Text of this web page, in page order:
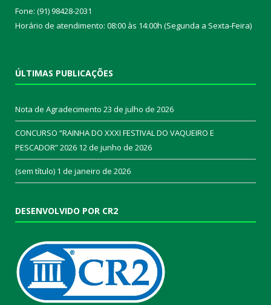
Fone: (91) 98428-2031
Horário de atendimento: 08:00 às 14:00h (Segunda a Sexta-Feira)
ÚLTIMAS PUBLICAÇÕES
Nota de Agradecimento 23 de julho de 2026
CONCURSO “RAINHA DO XXXI FESTIVAL DO VAQUEIRO E
PESCADOR” 2026 12 de junho de 2026
(sem título) 1 de janeiro de 2026
DESENVOLVIDO POR CR2